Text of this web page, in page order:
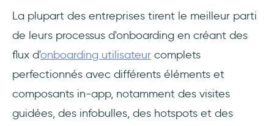
La plupart des entreprises tirent le meilleur parti
de leurs processus d'onboarding en créant des
flux d'onboarding utilisateur complets
perfectionnés avec différents éléments et
composants in-app, notamment des visites
guidées, des infobulles, des hotspots et des